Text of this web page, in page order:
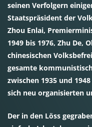
seinen Verfolgern
Staatspräsident der
Zhou Enlai,
1949 bis 1976, Zhu De,
chinesischen
gesamte
zwischen 1935 und
sich neu organisierten
Der in den Löss